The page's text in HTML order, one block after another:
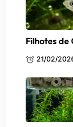
Filhotes de
21/02/